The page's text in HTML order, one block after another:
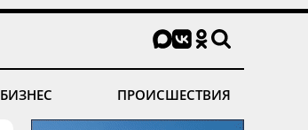
БИЗНЕС ПРОИСШЕСТВИЯ